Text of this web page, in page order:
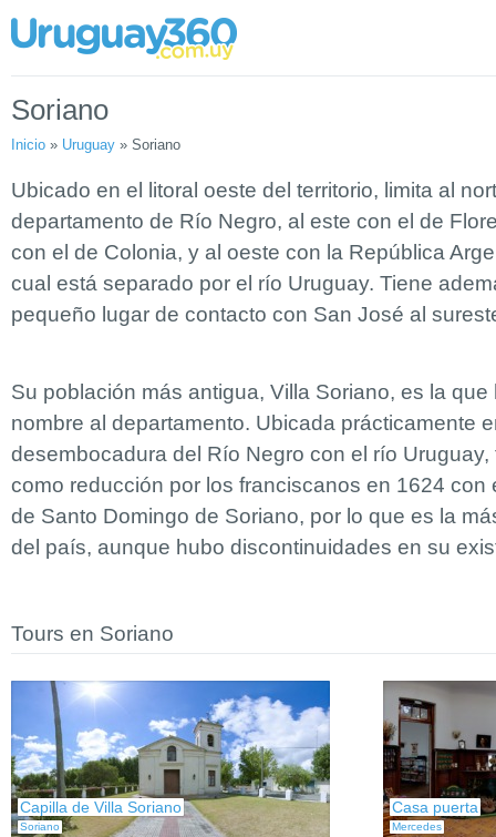
Soriano
Inicio » Uruguay » Soriano
Ubicado en el litoral oeste del territorio, limita al
departamento de Río Negro, al este con el de
con el de Colonia, y al oeste con la República
cual está separado por el río Uruguay. Tiene
pequeño lugar de contacto con San José al
Su población más antigua, Villa Soriano, es la que
nombre al departamento. Ubicada prácticamente
desembocadura del Río Negro con el río Uruguay,
como reducción por los franciscanos en 1624 con
de Santo Domingo de Soriano, por lo que es la
del país, aunque hubo discontinuidades en su
Tours en Soriano
Capilla de Villa Soriano
Soriano
Casa puerta
Mercedes